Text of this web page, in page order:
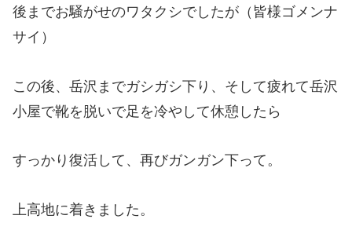
後までお騒がせのワタクシでしたが（皆様ゴメンナ
サイ）
この後、岳沢までガシガシ下り、そして疲れて岳沢
小屋で靴を脱いで足を冷やして休憩したら
すっかり復活して、再びガンガン下って。
上高地に着きました。